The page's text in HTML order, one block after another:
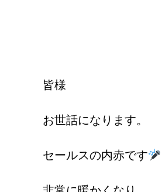
皆様
お世話になります。
セールスの内赤です